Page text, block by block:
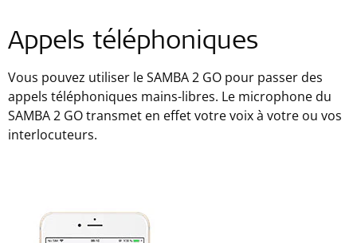
Appels téléphoniques
Vous pouvez utiliser le SAMBA 2 GO pour passer des
appels téléphoniques mains-libres. Le microphone du
SAMBA 2 GO transmet en effet votre voix à votre ou vos
interlocuteurs.